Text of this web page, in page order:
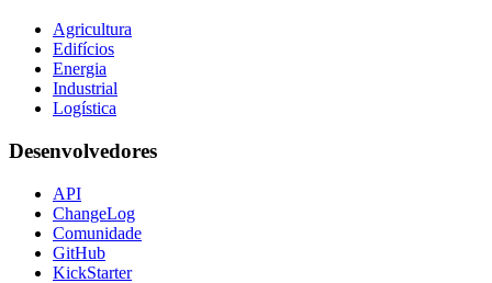
Agricultura
Edifícios
Energia
Industrial
Logística
Desenvolvedores
API
ChangeLog
Comunidade
GitHub
KickStarter